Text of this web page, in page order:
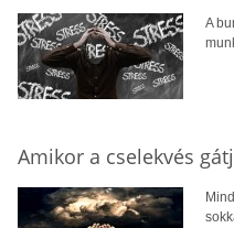
A
Amikor a cselekvés